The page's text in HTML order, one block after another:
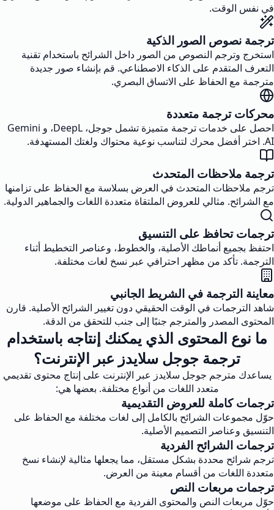
في نفس الوقت.
ترجمة نصوص الصور الذكية
استخرج وترجم النصوص من الصور داخل الشرائح باستخدام تقنية
التعرف المتقدم على الذكاء الاصطناعي. قم بإنشاء صور جديدة
مترجمة مع الحفاظ على الاتساق البصري.
محركات ترجمة متعددة
احصل على خدمات ترجمة متميزة تشمل جوجل، DeepL، و Gemini
AI. اختر أفضل محرك لتناسب نوعية محتواك ولغتك المستهدفة.
ترجمة ملاحظات المتحدث
ترجم ملاحظات المتحدث في العرض بسلاسة مع الحفاظ على تزامنها
مع الشرائح. مثالي للعروض الملتقاة متعددة اللغات والجماهير الدولية.
ترجمات تحافظ على التنسيق
احتفظ بجميع أنماطك الأصلية، والخطوط، وعناصر التخطيط أثناء
الترجمة. تأكد من مظهر احترافي عبر نسخ لغات مختلفة.
معاينة الترجمة في الشريط الجانبي
شاهد الترجمات في الوقت الحقيقي دون تغيير الشرائح الأصلية. قارن
المحتوى المصدر والمترجم جنبًا إلى جنب للتحقق من الدقة.
ما نوع المحتوى الذي يمكنك إنتاجه باستخدام
ترجمة جوجل سلايدز عبر الإنترنت؟
يساعدك مترجم جوجل سلايدز عبر الإنترنت على إنتاج محتوى تقديمي
متعدد اللغات من أنواع مختلفة. بعضها هي:
ترجمات كاملة للعروض التقديمية
حوّل مجموعات الشرائح بالكامل إلى لغات مختلفة مع الحفاظ على
التنسيق وعناصر التصميم الأصلية.
ترجمات الشرائح الفردية
ترجم شرائح محددة بشكل مستقل، مما يجعلها مثالية لإنشاء نسخ
متعددة اللغات من أقسام معينة من العرض.
ترجمات مربعات النص
حوّل مربعات النص والمحتوى الفردية مع الحفاظ على موضعها